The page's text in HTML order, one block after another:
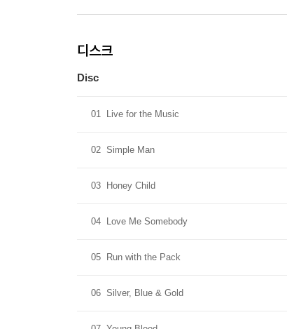
디스크
Disc
01 Live for the Music
02 Simple Man
03 Honey Child
04 Love Me Somebody
05 Run with the Pack
06 Silver, Blue & Gold